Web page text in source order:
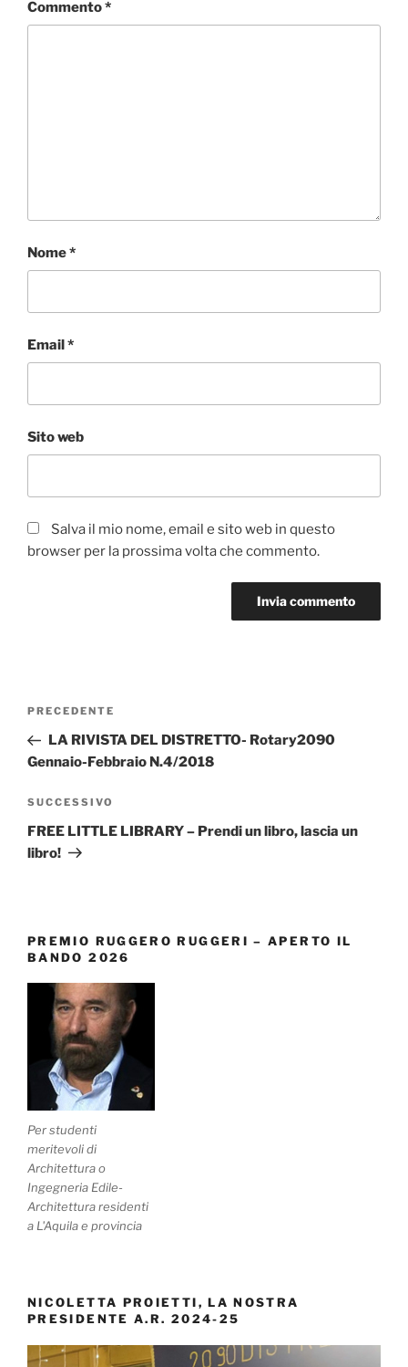
Commento*
Nome*
Email*
Sito web
Salva il mio nome, email e sito web in questo
browser per la prossima volta che commento.
Navigazione
Articolo
precedente:
PRECEDENTE
LA RIVISTA DEL DISTRETTO- Rotary2090
Gennaio-Febbraio N.4/2018
Articolo
successivo
SUCCESSIVO
FREE LITTLE LIBRARY – Prendi un libro, lascia un
libro!
PREMIO RUGGERO RUGGERI – APERTO IL
BANDO 2026
Per studenti
meritevoli di
Architettura o
Ingegneria Edile-
Architettura residenti
a L'Aquila e provincia
NICOLETTA PROIETTI, LA NOSTRA
PRESIDENTE A.R. 2024-25